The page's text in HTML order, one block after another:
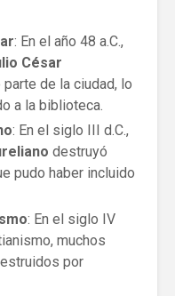
: En el año 48 a.C.,
César
de la ciudad, lo
a la biblioteca.
: En el siglo III d.C.,
destruyó
pudo haber incluido
: En el siglo IV
muchos
por